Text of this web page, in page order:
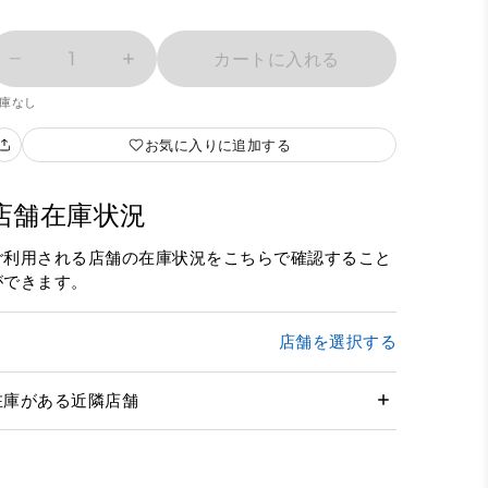
1 カートに入れる
なし
お気に入りに追加する
舗在庫状況
利用される店舗の在庫状況をこちらで確認すること
きます。
店舗を選択する
庫がある近隣店舗